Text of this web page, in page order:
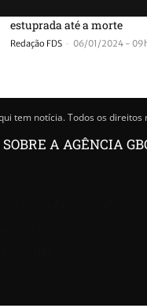
estuprada até a morte
Redação FDS - 06/01/2024 -
tem notícia. Todos os direitos
A AGÊNCIA